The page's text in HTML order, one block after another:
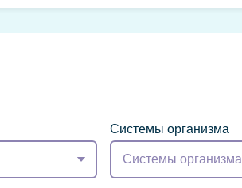
Системы организма
Системы организма